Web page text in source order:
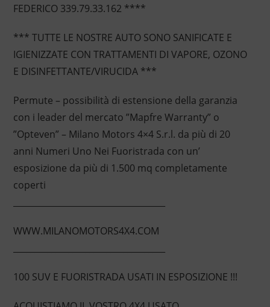
FEDERICO 339.79.33.162 ****
*** TUTTE LE NOSTRE AUTO SONO SANIFICATE E
IGIENIZZATE CON TRATTAMENTI DI VAPORE, OZONO
E DISINFETTANTE/VIRUCIDA ***
Permute – possibilità di estensione della garanzia
con i leader del mercato ”Mapfre Warranty” o
”Opteven” – Milano Motors 4×4 S.r.l. da più di 20
anni Numeri Uno Nei Fuoristrada con un’
esposizione da più di 1.500 mq completamente
coperti
WWW.MILANOMOTORS4X4.COM
100 SUV E FUORISTRADA USATI IN ESPOSIZIONE !!!